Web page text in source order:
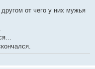
от чего у них мужья